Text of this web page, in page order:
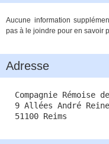
Aucune information
pas à le joindre pour en savoir
Adresse
Compagnie Rémoise
9 Allées André
51100 Reims